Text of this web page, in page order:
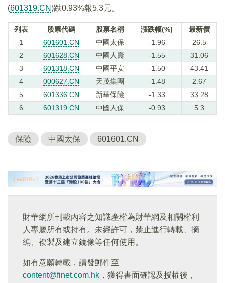
(601319.CN)跌0.93%報5.3元。
列表 股票代碼 股票名稱 漲跌幅(%)
最新價
1
601601.CN 中國太保 -1.96
26.5
2
601628.CN 中國人壽 -1.55
31.06
3
601318.CN 中國平安 -1.50
43.41
4
000627.CN 天茂集團 -1.48
2.67
5
601336.CN 新華保險 -1.33
33.28
6
601319.CN 中國人保 -0.93 5.3
保險 中國太保 601601.CN
財華網所刊載內容之知識產權為財華網及相關權利
人專屬所有或持有。未經許可，禁止進行轉載、摘
編、複製及建立鏡像等任何使用。
如有意願轉載，請發郵件至
content@finet.com.hk ，獲得書面確認及授權後，